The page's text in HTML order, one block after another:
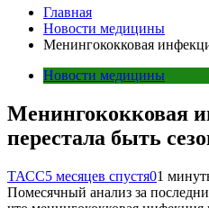
Главная
Новости медицины
Менингококковая
Новости медицины
Менингококковая
перестала быть
ТАСС5 месяцев спустя01
Помесячный анализ за